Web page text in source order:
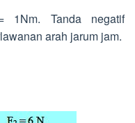
Tanda negatif
arah jarum jam.